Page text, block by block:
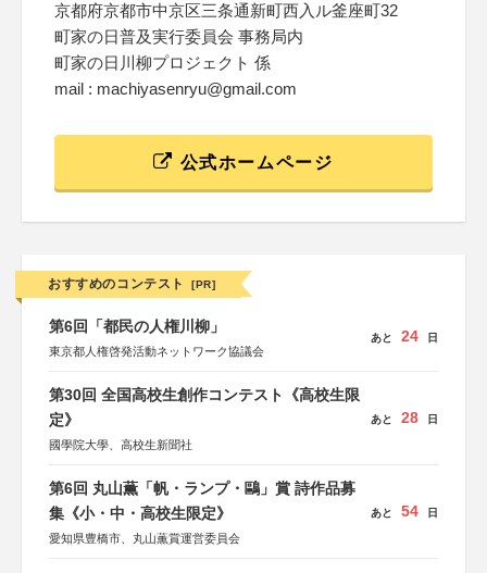
京都府京都市中京区三条通新町西入ル釜座町32
町家の日普及実行委員会 事務局内
町家の日川柳プロジェクト 係
mail : machiyasenryu@gmail.com
公式ホームページ
おすすめのコンテスト [PR]
第6回「都民の人権川柳」
東京都人権啓発活動ネットワーク協議会
あと 24 日
第30回 全国高校生創作コンテスト《高校生限
定》
國學院大學、高校生新聞社
あと 28 日
第6回 丸山薫「帆・ランプ・鷗」賞 詩作品募
集《小・中・高校生限定》
愛知県豊橋市、丸山薫賞運営委員会
あと 54 日